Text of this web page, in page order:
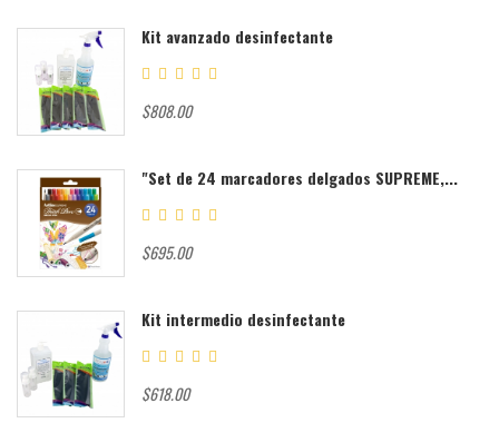
Kit avanzado desinfectante
$808.00
"Set de 24 marcadores delgados SUPREME,...
$695.00
Kit intermedio desinfectante
$618.00